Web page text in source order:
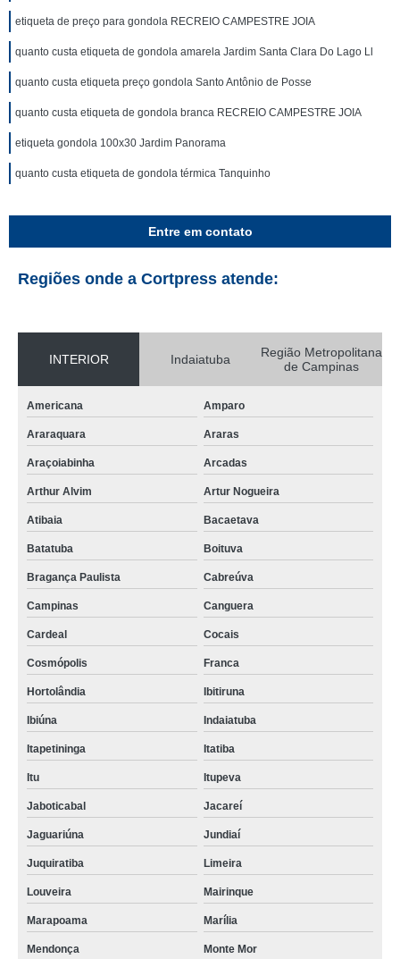
etiqueta de preço para gondola RECREIO CAMPESTRE JOIA
quanto custa etiqueta de gondola amarela Jardim Santa Clara Do Lago Ll
quanto custa etiqueta preço gondola Santo Antônio de Posse
quanto custa etiqueta de gondola branca RECREIO CAMPESTRE JOIA
etiqueta gondola 100x30 Jardim Panorama
quanto custa etiqueta de gondola térmica Tanquinho
Entre em contato
Regiões onde a Cortpress atende:
INTERIOR Indaiatuba
Região Metropolitana
de Campinas
Americana Amparo
Araraquara Araras
Araçoiabinha Arcadas
Arthur Alvim Artur Nogueira
Atibaia Bacaetava
Batatuba Boituva
Bragança Paulista Cabreúva
Campinas Canguera
Cardeal Cocais
Cosmópolis Franca
Hortolândia Ibitiruna
Ibiúna Indaiatuba
Itapetininga Itatiba
Itu Itupeva
Jaboticabal Jacareí
Jaguariúna Jundiaí
Juquiratiba Limeira
Louveira Mairinque
Marapoama Marília
Mendonça Monte Mor